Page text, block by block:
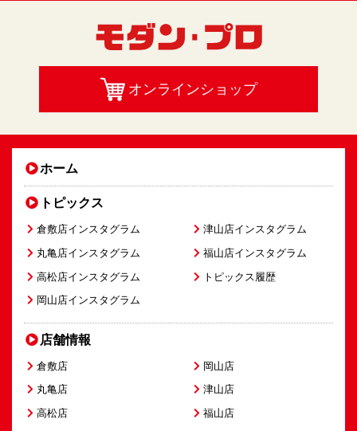
オンラインショップ
ホーム
トピックス
倉敷店インスタグラム
丸亀店インスタグラム
高松店インスタグラム
岡山店インスタグラム
津山店インスタグラム
福山店インスタグラム
トピックス履歴
店舗情報
倉敷店
丸亀店
高松店
岡山店
津山店
福山店